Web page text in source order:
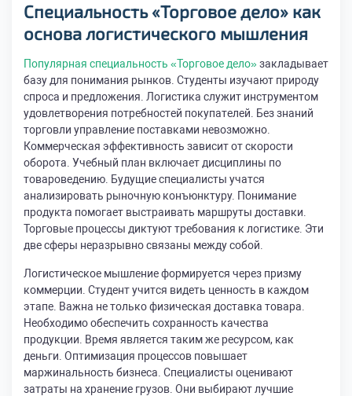
Специальность «Торговое дело» как
основа логистического мышления
Популярная специальность «Торговое дело»закладывает
базу для понимания рынков. Студенты изучают природу
спроса и предложения. Логистика служит инструментом
удовлетворения потребностей покупателей. Без знаний
торговли управление поставками невозможно.
Коммерческая эффективность зависит от скорости
оборота. Учебный план включает дисциплины по
товароведению. Будущие специалисты учатся
анализировать рыночную конъюнктуру. Понимание
продукта помогает выстраивать маршруты доставки.
Торговые процессы диктуют требования к логистике. Эти
две сферы неразрывно связаны между собой.
Логистическое мышление формируется через призму
коммерции. Студент учится видеть ценность в каждом
этапе. Важна не только физическая доставка товара.
Необходимо обеспечить сохранность качества
продукции. Время является таким же ресурсом, как
деньги. Оптимизация процессов повышает
маржинальность бизнеса. Специалисты оценивают
затраты на хранение грузов. Они выбирают лучшие